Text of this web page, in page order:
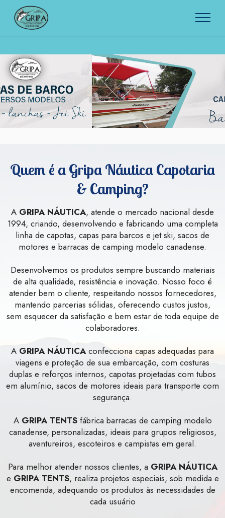
Quem é a Gripa Náutica Capotaria
& Camping?
A GRIPA NÁUTICA, atende o mercado nacional desde
1994, criando, desenvolvendo e fabricando uma completa
linha de capotas, capas para barcos e jet ski, sacos de
motores e barracas de camping modelo canadense.
Desenvolvemos os produtos sempre buscando materiais
de alta qualidade, resistência e inovação. Nosso foco é
atender bem o cliente, respeitando nossos fornecedores,
mantendo parcerias sólidas, oferecendo custos justos,
sem esquecer da satisfação e bem estar de toda equipe de
colaboradores.
A GRIPA NÁUTICAconfecciona capas adequadas para
viagens e proteção de sua embarcação, com costuras
duplas e reforços internos, capotas projetadas com tubos
em alumínio, sacos de motores ideais para transporte com
segurança.
A GRIPA TENTSfábrica barracas de camping modelo
canadense, personalizadas, ideais para grupos religiosos,
aventureiros, escoteiros e campistas em geral.
Para melhor atender nossos clientes, a GRIPA NÁUTICA
e GRIPA TENTS, realiza projetos especiais, sob medida e
encomenda, adequando os produtos às necessidades de
cada usuário